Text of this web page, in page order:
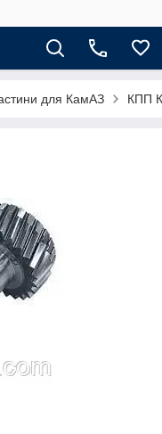
для КамАЗ КПП